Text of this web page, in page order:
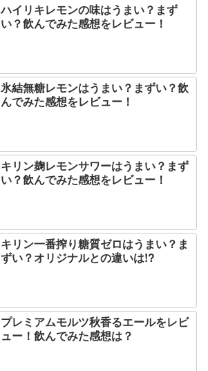
ハイリキレモンの味はうまい？まず
い？飲んでみた感想をレビュー！
氷結無糖レモンはうまい？まずい？飲
んでみた感想をレビュー！
キリン麹レモンサワーはうまい？まず
い？飲んでみた感想をレビュー！
キリン一番搾り糖質ゼロはうまい？ま
ずい？オリジナルとの違いは!?
プレミアムモルツ秋香るエールをレビ
ュー！飲んでみた感想は？